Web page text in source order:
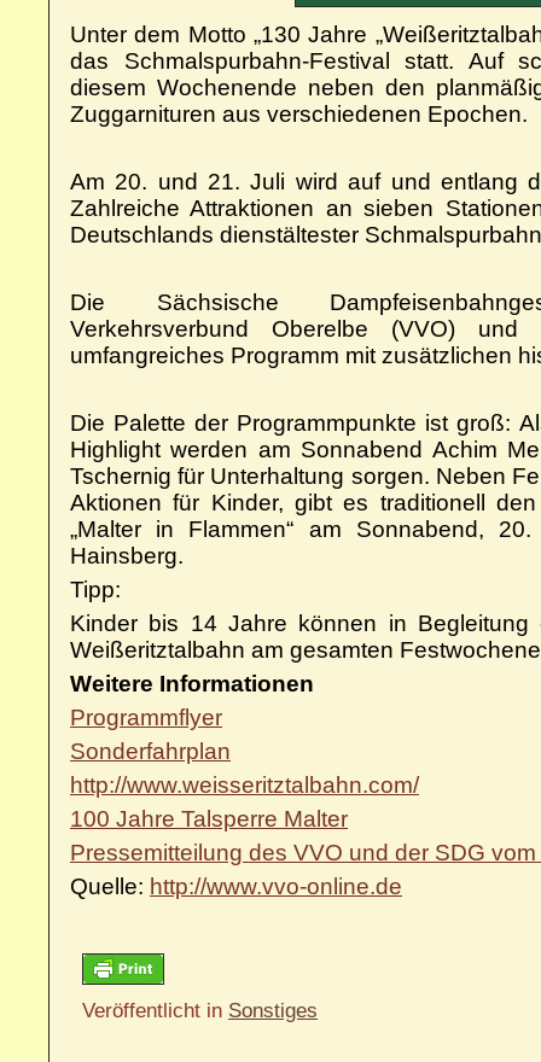
Unter dem Motto „130 Jahre
das Schmalspurbahn-Festival statt. Auf
diesem Wochenende neben den
Zuggarnituren aus verschiedenen Epochen.
Am 20. und 21. Juli wird auf und entlang
Zahlreiche Attraktionen an sieben
Deutschlands dienstältester
Die Sächsische
Verkehrsverbund Oberelbe (VVO)
umfangreiches Programm mit zusätzlichen
Die Palette der Programmpunkte ist groß:
Highlight werden am Sonnabend Achim
Tschernig für Unterhaltung sorgen. Neben
Aktionen für Kinder, gibt es traditionell
„Malter in Flammen“ am Sonnabend,
Hainsberg.
Tipp:
Kinder bis 14 Jahre können in Begleitung
Weißeritz­talbahn am gesamten
Weitere Informationen
Programmflyer
Sonderfahrplan
http://www.weisseritztalbahn.com/
100 Jahre Talsperre Malter
Pressemitteilung des VVO und der SDG
Quelle: http://www.vvo-online.de
Veröffentlicht in Sonstiges